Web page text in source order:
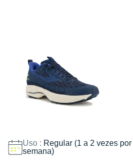
Uso : Regular (1 a 2 vezes por
semana)